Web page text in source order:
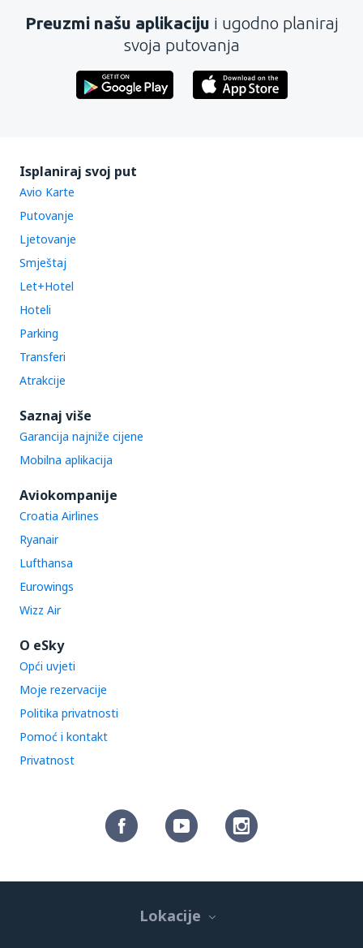
Preuzmi našu aplikaciju i ugodno planiraj
svoja putovanja
Isplaniraj svoj put
Avio Karte
Putovanje
Ljetovanje
Smještaj
Let+Hotel
Hoteli
Parking
Transferi
Atrakcije
Saznaj više
Garancija najniže cijene
Mobilna aplikacija
Aviokompanije
Croatia Airlines
Ryanair
Lufthansa
Eurowings
Wizz Air
O eSky
Opći uvjeti
Moje rezervacije
Politika privatnosti
Pomoć i kontakt
Privatnost
Lokacije